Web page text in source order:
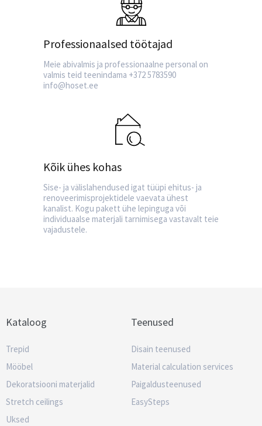
Professionaalsed töötajad
Meie abivalmis ja professionaalne personal on
valmis teid teenindama +372 5783590
info@hoset.ee
Kõik ühes kohas
Sise- ja välislahendused igat tüüpi ehitus- ja
renoveerimisprojektidele vaevata ühest
kanalist. Kogu pakett ühe lepinguga või
individuaalse materjali tarnimisega vastavalt teie
vajadustele.
Kataloog
Trepid
Mööbel
Dekoratsiooni materjalid
Stretch ceilings
Uksed
Teenused
Disain teenused
Material calculation services
Paigaldusteenused
EasySteps